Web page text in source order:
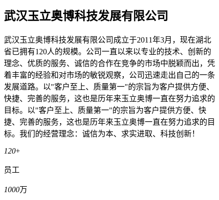
武汉玉立奥博科技发展有限公司
武汉玉立奥博科技发展有限公司成立于2011年3月，现在湖北
省已拥有120人的规模。公司一直以来以专业的技术、创新的
理念、优质的服务、诚信的合作在竞争的市场中脱颖而出，凭
着丰富的经验和对市场的敏锐观察，公司迅速走出自己的一条
发展道路。以"客户至上、质量第一"的宗旨为客户提供方便、
快捷、完善的服务，这也是历年来玉立奥博一直在努力追求的
目标。以"客户至上、质量第一"的宗旨为客户提供方便、快
捷、完善的服务，这也是历年来玉立奥博一直在努力追求的目
标。我们的经营理念：诚信为本、求实进取、科技创新！
120+
员工
1000万